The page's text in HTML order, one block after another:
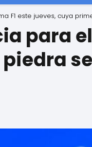
F1 este jueves, cuya
para